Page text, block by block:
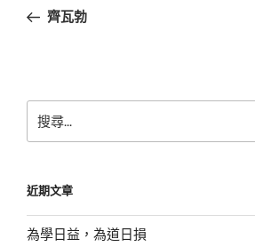
導
一
齊瓦勃
尋
字:
近期文章
為學日益，為道日損